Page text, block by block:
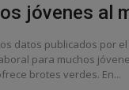
jóvenes al
datos publicados por
para muchos
brotes verdes. En...